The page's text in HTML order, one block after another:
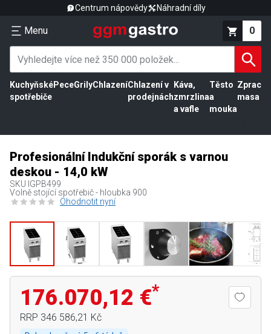
Centrum nápovědy Náhradní díly
Menu 0
Kuchyňské
spotřebiče
PeceGrilyChlazeníChlazení v
prodejnách
Káva,
zmrzlina
a vafle
Těsto
a
mouka
masa
Profesionální Indukční sporák s varnou
deskou - 14,0 kW
SKU IGPB499
Volně stojící spotřebič - hloubka 900
Ohodnotit nyní
176.070,12 €*
RRP 346 586,21 Kč